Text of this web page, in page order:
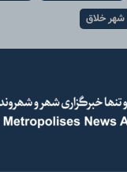
شهر خلاق